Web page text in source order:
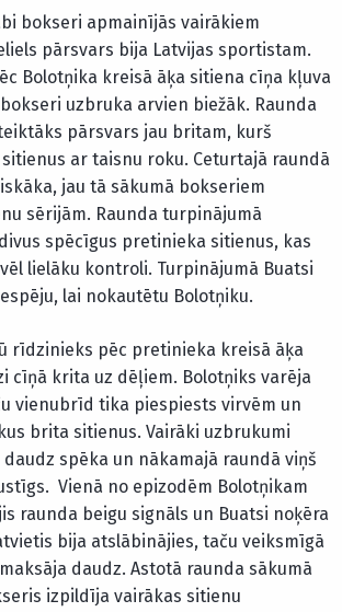
bokseri apmainījās vairākiem
pārsvars bija Latvijas sportistam.
Bolotņika kreisā āķa sitiena cīņa kļuva
uzbruka arvien biežāk. Raunda
pārsvars jau britam, kurš
ar taisnu roku. Ceturtajā raundā
jau tā sākumā bokseriem
sērijām. Raunda turpinājumā
spēcīgus pretinieka sitienus, kas
lielāku kontroli. Turpinājumā Buatsi
lai nokautētu Bolotņiku.
rīdzinieks pēc pretinieka kreisā āķa
cīņā krita uz dēļiem. Bolotņiks varēja
vienubrīd tika piespiests virvēm un
brita sitienus. Vairāki uzbrukumi
spēka un nākamajā raundā viņš
Vienā no epizodēm Bolotņikam
raunda beigu signāls un Buatsi noķēra
bija atslābinājies, taču veiksmīgā
daudz. Astotā raunda sākumā
izpildīja vairākas sitienu